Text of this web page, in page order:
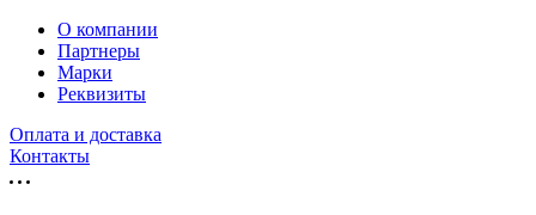
О компании
Партнеры
Марки
Реквизиты
Оплата и доставка
Контакты